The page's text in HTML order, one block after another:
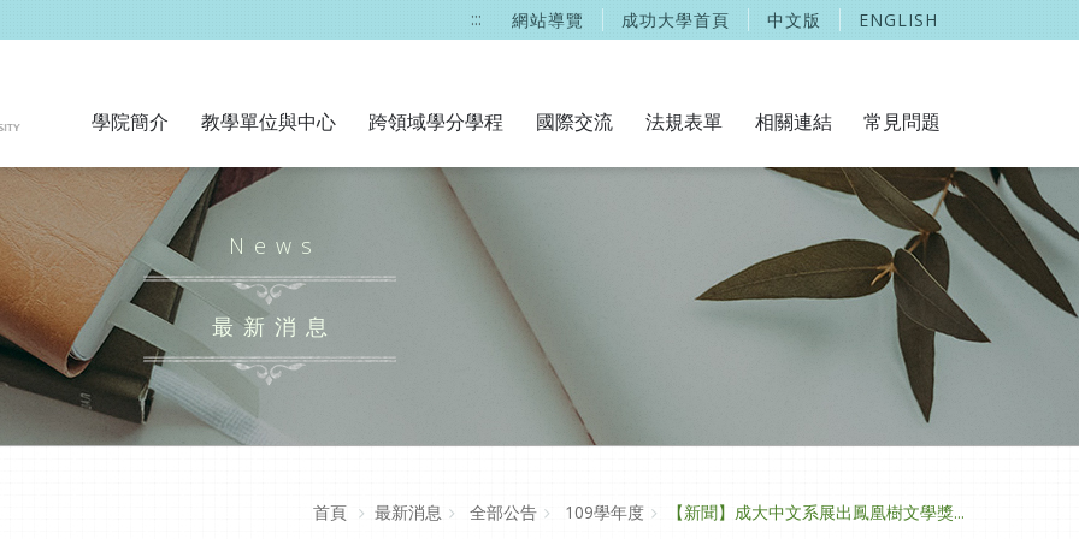
::: 網站導覽 成功大學首頁 中文版 ENGLISH
學院簡介 教學單位與中心 跨領域學分學程 國際交流 法規表單 相關連結 常見問題
News
最新消息
首頁 最新消息 全部公告 109學年度 【新聞】成大中文系展出鳳凰樹文學獎...